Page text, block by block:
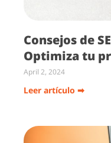
Consejos de
Optimiza tu
April 2, 2024
Leer artículo ➡